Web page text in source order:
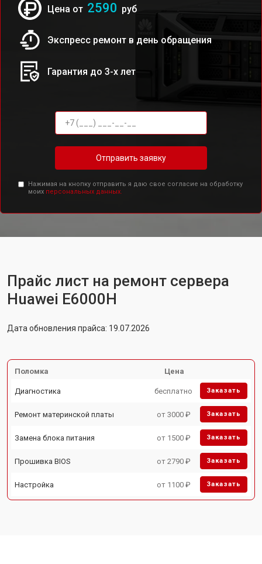
Цена от 2590 руб
Экспресс ремонт в день обращения
Гарантия до 3-х лет
Отправить заявку
Нажимая на кнопку отправить я даю свое согласие на обработку
моих персональных данных.
Прайс лист на ремонт сервера
Huawei E6000H
Дата обновления прайса: 19.07.2026
Поломка Цена
Диагностика бесплатно Заказать
Ремонт материнской платы от 3000 ₽ Заказать
Замена блока питания от 1500 ₽ Заказать
Прошивка BIOS от 2790 ₽ Заказать
Настройка от 1100 ₽ Заказать